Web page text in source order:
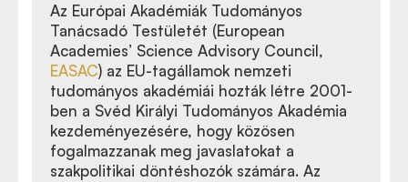
Az Európai Akadémiák Tudományos
Tanácsadó Testületét (European
Academies’ Science Advisory Council,
EASAC) az EU-tagállamok nemzeti
tudományos akadémiái hozták létre 2001-
ben a Svéd Királyi Tudományos Akadémia
kezdeményezésére, hogy közösen
fogalmazzanak meg javaslatokat a
szakpolitikai döntéshozók számára. Az